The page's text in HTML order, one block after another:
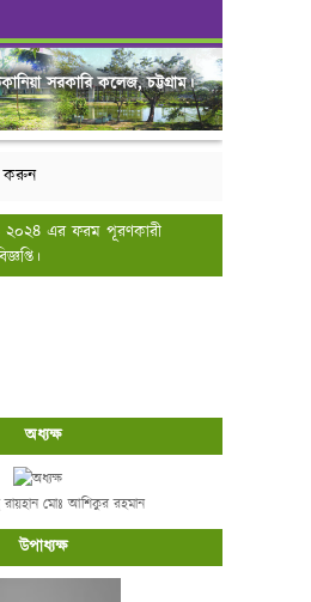
সরকারি কলেজ, চট্টগ্রাম।
করুন
২০২৪ এর ফরম পূরণকারী
অধ্যক্ষ
মোঃ আশিকুর রহমান
উপাধ্যক্ষ